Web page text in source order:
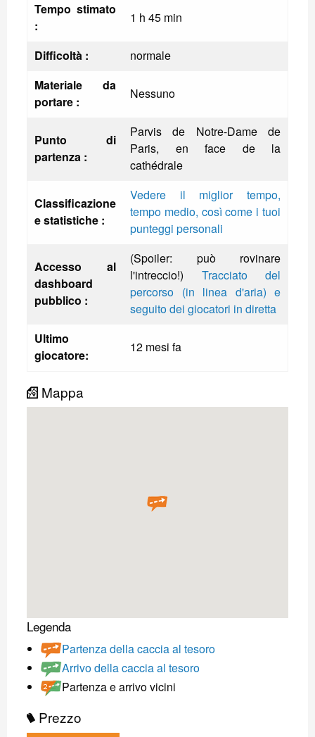
Tempo stimato
:
1 h 45 min
Difficoltà :
normale
Materiale da
portare :
Nessuno
Punto di
partenza :
Parvis de Notre-Dame de
Paris, en face de la
cathédrale
Classificazione
e statistiche :
Vedere il miglior tempo,
tempo medio, così come i tuoi
punteggi personali
Accesso al
dashboard
pubblico :
(Spoiler: può rovinare
l'intreccio!) Tracciato del
percorso (in linea d'aria) e
seguito dei giocatori in diretta
Ultimo
giocatore:
12 mesi fa
Mappa
Legenda
Partenza della caccia al tesoro
Arrivo della caccia al tesoro
Partenza e arrivo vicini
Prezzo